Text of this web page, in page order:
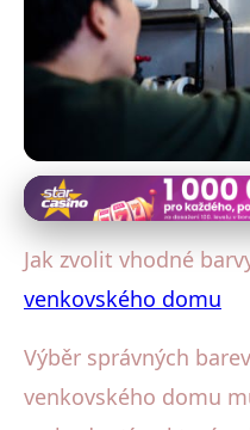
Venkovský dům: Exteriér a
Jak vybrat
venkovský
20. 1. 2026· 4 min čtení ·
Jak zvolit vhodné
venkovského domu
Výběr správných
venkovského domu